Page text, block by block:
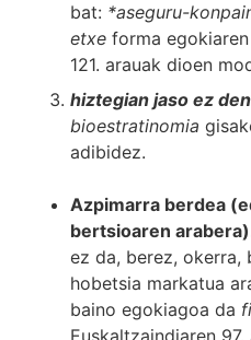
bat: *aseguru-
etxe forma
121. arauak dioen
hiztegian jaso ez
bioestratinomia
adibidez.
Azpimarra berdea
bertsioaren
ez da, berez, okerra,
hobetsia markatua
baino egokiagoa da